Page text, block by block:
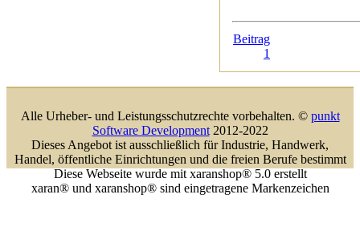
Beitrag
1
Alle Urheber- und Leistungsschutzrechte vorbehalten. © punkt
Software Development2012-2022
Dieses Angebot ist ausschließlich für Industrie, Handwerk,
Handel, öffentliche Einrichtungen und die freien Berufe bestimmt
Diese Webseite wurde mit xaranshop® 5.0 erstellt
xaran® und xaranshop® sind eingetragene Markenzeichen